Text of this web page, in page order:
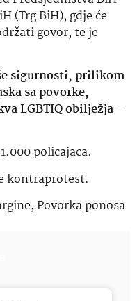
(Trg BiH), gdje će
govor, te je
sigurnosti, prilikom
sa povorke,
LGBTIQ obilježja–
policajaca.
kontraprotest.
,Povorka ponosa